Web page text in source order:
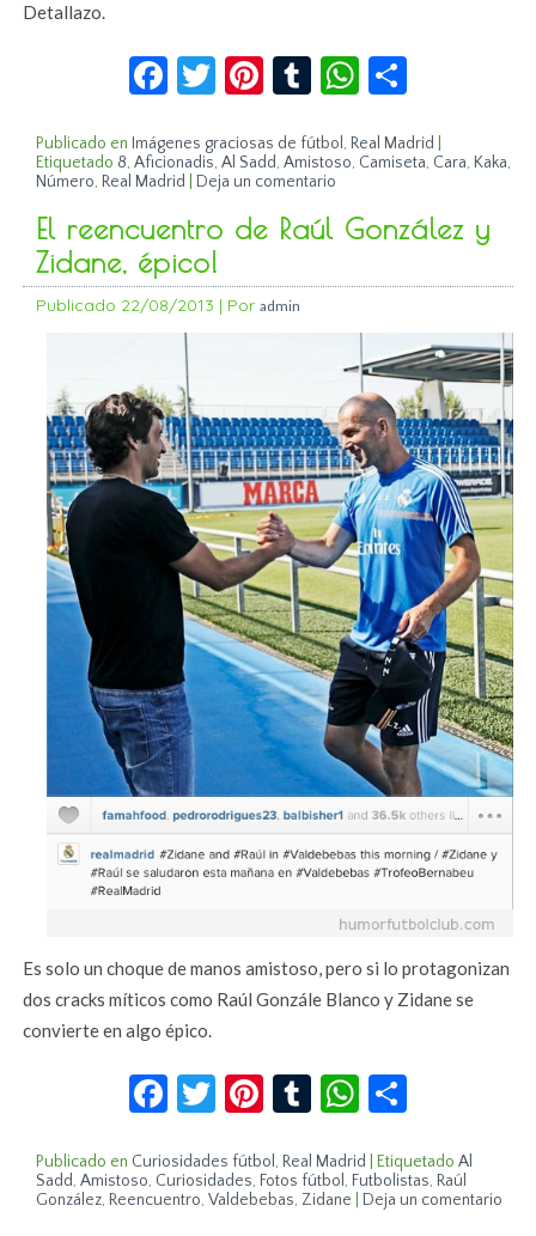
Detallazo.
Facebook
Twitter
Pinterest
TumblrWhatsApp
Publicado en Imágenes graciosas de fútbol, Real Madrid
Etiquetado 8,Aficionadis,Al Sadd,Amistoso, Camiseta, Cara, Kaka,
Número, Real Madrid Deja un comentario
El reencuentro de Raúl González y
Zidane, épico!
Publicado 22/08/2013 | Por admin
Es solo un choque de manos amistoso, pero si lo protagonizan
dos cracks míticos como Raúl Gonzále Blanco y Zidane se
convierte en algo épico.
Facebook
Twitter
Pinterest
TumblrWhatsApp
Publicado en Curiosidades fútbol , Real Madrid Etiquetado Al
Sadd,Amistoso, Curiosidades, Fotos fútbol , Futbolistas, Raúl
González, Reencuentro,Valdebebas, Zidane Deja un comentario